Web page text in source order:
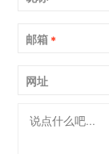
邮箱 *
网址